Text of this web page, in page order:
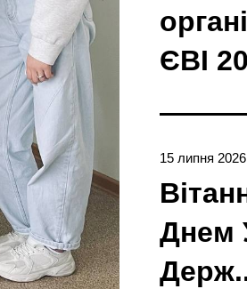
ЄBI
15 липня 2026
Днем